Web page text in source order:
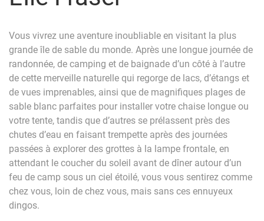
Vous vivrez une aventure inoubliable en visitant la plus
grande île de sable du monde. Après une longue journée de
randonnée, de camping et de baignade d’un côté à l’autre
de cette merveille naturelle qui regorge de lacs, d’étangs et
de vues imprenables, ainsi que de magnifiques plages de
sable blanc parfaites pour installer votre chaise longue ou
votre tente, tandis que d’autres se prélassent près des
chutes d’eau en faisant trempette après des journées
passées à explorer des grottes à la lampe frontale, en
attendant le coucher du soleil avant de dîner autour d’un
feu de camp sous un ciel étoilé, vous vous sentirez comme
chez vous, loin de chez vous, mais sans ces ennuyeux
dingos.